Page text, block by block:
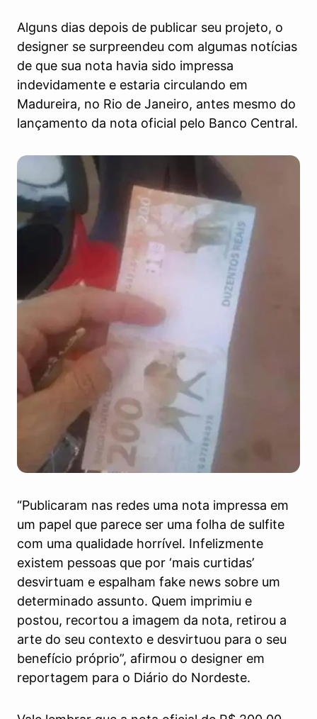
Alguns dias depois de publicar seu projeto, o
designer se surpreendeu com algumas notícias
de que sua nota havia sido impressa
indevidamente e estaria circulando em
Madureira, no Rio de Janeiro, antes mesmo do
lançamento da nota oficial pelo Banco Central.
“Publicaram nas redes uma nota impressa em
um papel que parece ser uma folha de sulfite
com uma qualidade horrível. Infelizmente
existem pessoas que por ‘mais curtidas’
desvirtuam e espalham fake news sobre um
determinado assunto. Quem imprimiu e
postou, recortou a imagem da nota, retirou a
arte do seu contexto e desvirtuou para o seu
benefício próprio”, afirmou o designer em
reportagem para o Diário do Nordeste.